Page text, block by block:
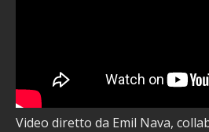
Video diretto da Emil Nava,